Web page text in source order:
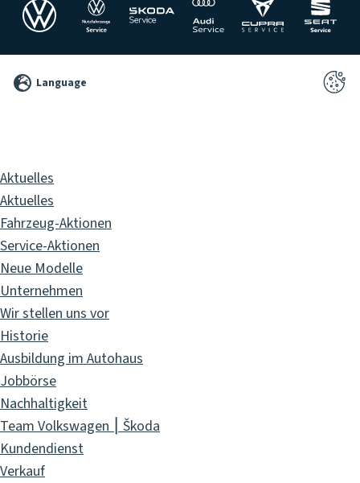
2026 Language
Aktuelles
Aktuelles
Fahrzeug-Aktionen
Service-Aktionen
Neue Modelle
Unternehmen
Wir stellen uns vor
Historie
Ausbildung im Autohaus
Jobbörse
Nachhaltigkeit
Team Volkswagen ⎮ Škoda
Kundendienst
Verkauf